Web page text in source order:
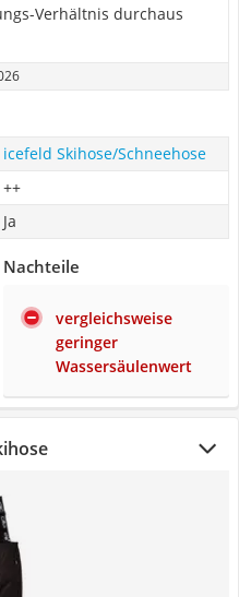
Verhältnis durchaus
icefeld Skihose/Schneehose
++
Ja
Nachteile
vergleichsweise
geringer
Wassersäulenwert